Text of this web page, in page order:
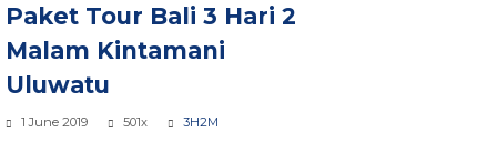
Paket Tour Bali 3 Hari 2
Malam Kintamani
Uluwatu
1 June 2019 501x 3H2M